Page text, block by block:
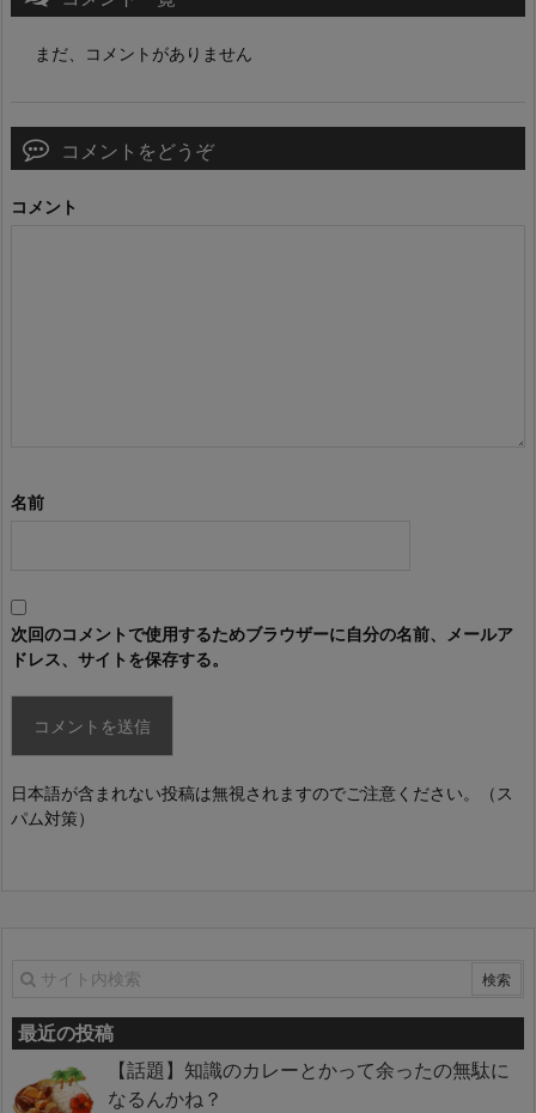
まだ、コメントがありません
コメントをどうぞ
コメント
名前
次回のコメントで使用するためブラウザーに自分の名前、メールア
ドレス、サイトを保存する。
日本語が含まれない投稿は無視されますのでご注意ください。（ス
パム対策）
最近の投稿
【話題】知識のカレーとかって余ったの無駄に
なるんかね？